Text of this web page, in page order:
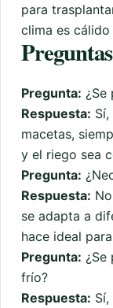
para
clima es
Pregunta: ¿Se
Respuesta:
macetas,
y el riego sea
Pregunta:
Respuesta:
se adapta a
hace ideal
Pregunta: ¿Se
frío?
Respuesta: